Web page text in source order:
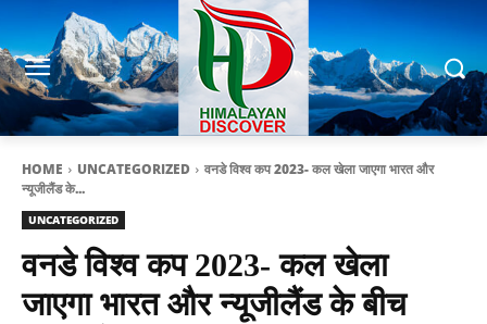
HOME UNCATEGORIZED
वनडे विश्व कप 2023- कल खेला जाएगा भारत और
न्यूजीलैंड के...
UNCATEGORIZED
वनडे विश्व कप 2023- कल खेला
जाएगा भारत और न्यूजीलैंड के बीच